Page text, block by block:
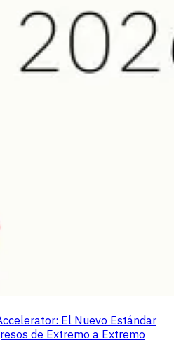
El Nuevo Estándar
de Extremo a Extremo